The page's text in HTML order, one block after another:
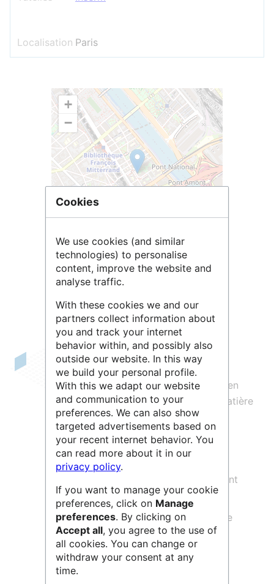
Localisation Paris
+
−
Leaflet| © OpenStreetMapcontributors
Ledépartement des systèmes
d’information de l’Insermdéfinit, met en
œuvre et coordonne sa politique en matière
de système d’information.
Il est structuré en cinq services et une
cellule sécurité :
Le service solutions et développement
des usages numériques
Le service de la production infogérée
Le service de la cohérence et de la
transformation numérique
Le service d'appui aux délégations
Cookies
We use cookies (and similar
technologies) to personalise
content, improve the website and
analyse traffic.
With these cookies we and our
partners collect information about
you and track your internet
behavior within, and possibly also
outside our website. In this way
we build your personal profile.
With this we adapt our website
and communication to your
preferences. We can also show
targeted advertisements based on
your recent internet behavior. You
can read more about it in our
privacy policy.
If you want to manage your cookie
preferences, click on Manage
preferences. By clicking on
Accept all, you agree to the use of
all cookies. You can change or
withdraw your consent at any
time.